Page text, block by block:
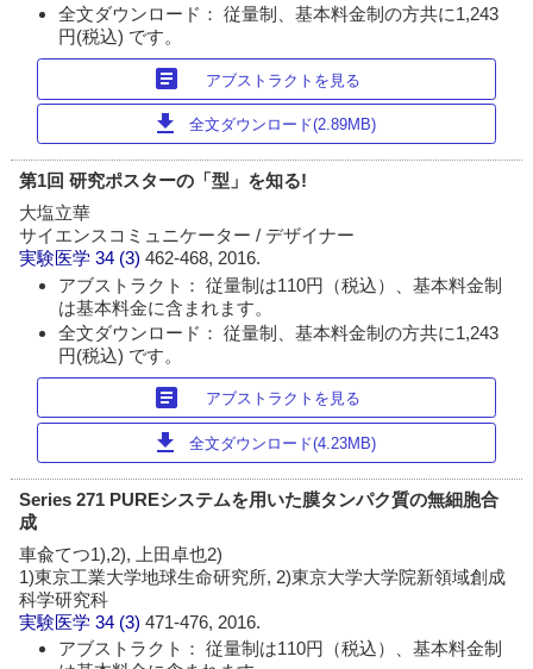
全文ダウンロード： 従量制、基本料金制の方共に1,243
円(税込) です。
article アブストラクトを見る
download 全文ダウンロード(2.89MB)
第1回 研究ポスターの「型」を知る!
大塩立華
サイエンスコミュニケーター / デザイナー
実験医学 34 (3)462-468, 2016.
アブストラクト： 従量制は110円（税込）、基本料金制
は基本料金に含まれます。
全文ダウンロード： 従量制、基本料金制の方共に1,243
円(税込) です。
article アブストラクトを見る
download 全文ダウンロード(4.23MB)
Series 271 PUREシステムを用いた膜タンパク質の無細胞合
成
車兪てつ1),2), 上田卓也2)
1)東京工業大学地球生命研究所, 2)東京大学大学院新領域創成
科学研究科
実験医学 34 (3)471-476, 2016.
アブストラクト： 従量制は110円（税込）、基本料金制